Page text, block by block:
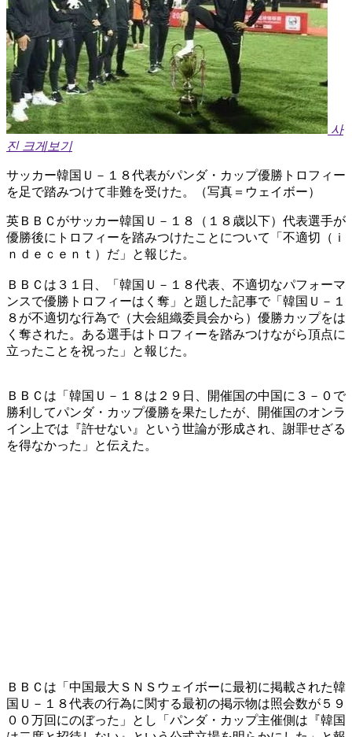
사
진 크게보기
サッカー韓国Ｕ－１８代表がパンダ・カップ優勝トロフィー
を足で踏みつけて非難を受けた。（写真＝ウェイボー）
英ＢＢＣがサッカー韓国Ｕ－１８（１８歳以下）代表選手が
優勝後にトロフィーを踏みつけたことについて「不適切（ｉ
ｎｄｅｃｅｎｔ）だ」と報じた。
ＢＢＣは３１日、「韓国Ｕ－１８代表、不適切なパフォーマ
ンスで優勝トロフィーはく奪」と題した記事で「韓国Ｕ－１
８が不適切な行為で（大会組織委員会から）優勝カップをは
く奪された。ある選手はトロフィーを踏みつけながら頂点に
立ったことを祝った」と報じた。
ＢＢＣは「韓国Ｕ－１８は２９日、開催国の中国に３－０で
勝利してパンダ・カップ優勝を果たしたが、開催国のオンラ
イン上では『許せない』という世論が形成され、謝罪せざる
を得なかった」と伝えた。
ＢＢＣは「中国最大ＳＮＳウェイボーに最初に掲載された韓
国Ｕ－１８代表の行為に関する最初の掲示物は照会数が５９
００万回にのぼった」とし「パンダ・カップ主催側は『韓国